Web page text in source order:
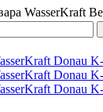
WasserKraft